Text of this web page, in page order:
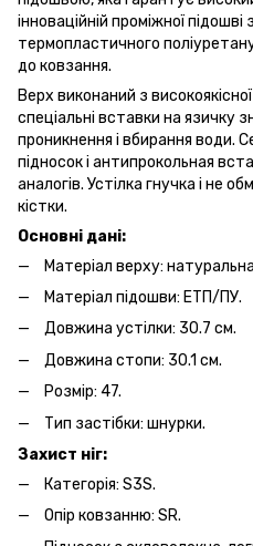
інноваційній проміжної підошві
термопластичного
до ковзання.
Верх виконаний з
спеціальні вставки на язичку
проникнення і вбирання води.
підносок і антипрокольная
аналогів. Устілка гнучка і не
кістки.
Основні дані:
Матеріал верху:
Матеріал підошви: ЕТП/ПУ.
Довжина устілки: 30.7 см.
Довжина стопи: 30.1 см.
Розмір: 47.
Тип застібки: шнурки.
Захист ніг:
Категорія: S3S.
Опір ковзанню: SR.